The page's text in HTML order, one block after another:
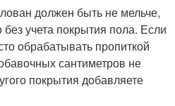
должен быть не мельче,
учета покрытия пола. Если
обрабатывать пропиткой
сантиметров не
покрытия добавляете